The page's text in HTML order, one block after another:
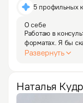
5 профильных
О себе
Работаю в
форматах. Я бы
которые хотят
Развернуть
Наталья